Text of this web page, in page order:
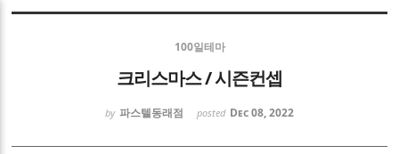
100일테마
크리스마스 / 시즌컨셉
by 파스텔동래점 posted Dec 08, 2022
Sketchbook5, 스케치북5